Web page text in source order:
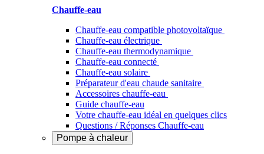
Chauffe-eau
Chauffe-eau compatible photovoltaïque
Chauffe-eau électrique
Chauffe-eau thermodynamique
Chauffe-eau connecté
Chauffe-eau solaire
Préparateur d'eau chaude sanitaire
Accessoires chauffe-eau
Guide chauffe-eau
Votre chauffe-eau idéal en quelques clics
Questions / Réponses Chauffe-eau
Pompe à chaleur